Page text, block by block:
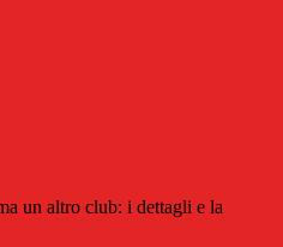
un altro club: i dettagli e la